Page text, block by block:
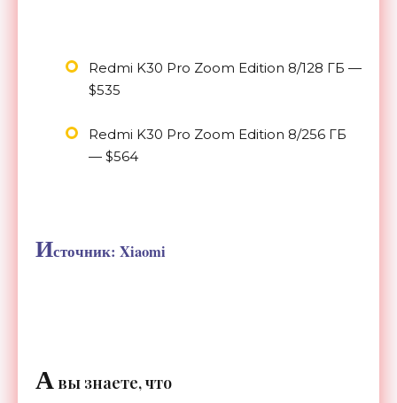
Redmi K30 Pro Zoom Edition 8/128 ГБ —
$535
Redmi K30 Pro Zoom Edition 8/256 ГБ
— $564
Источник: Xiaomi
А вы знаете, что